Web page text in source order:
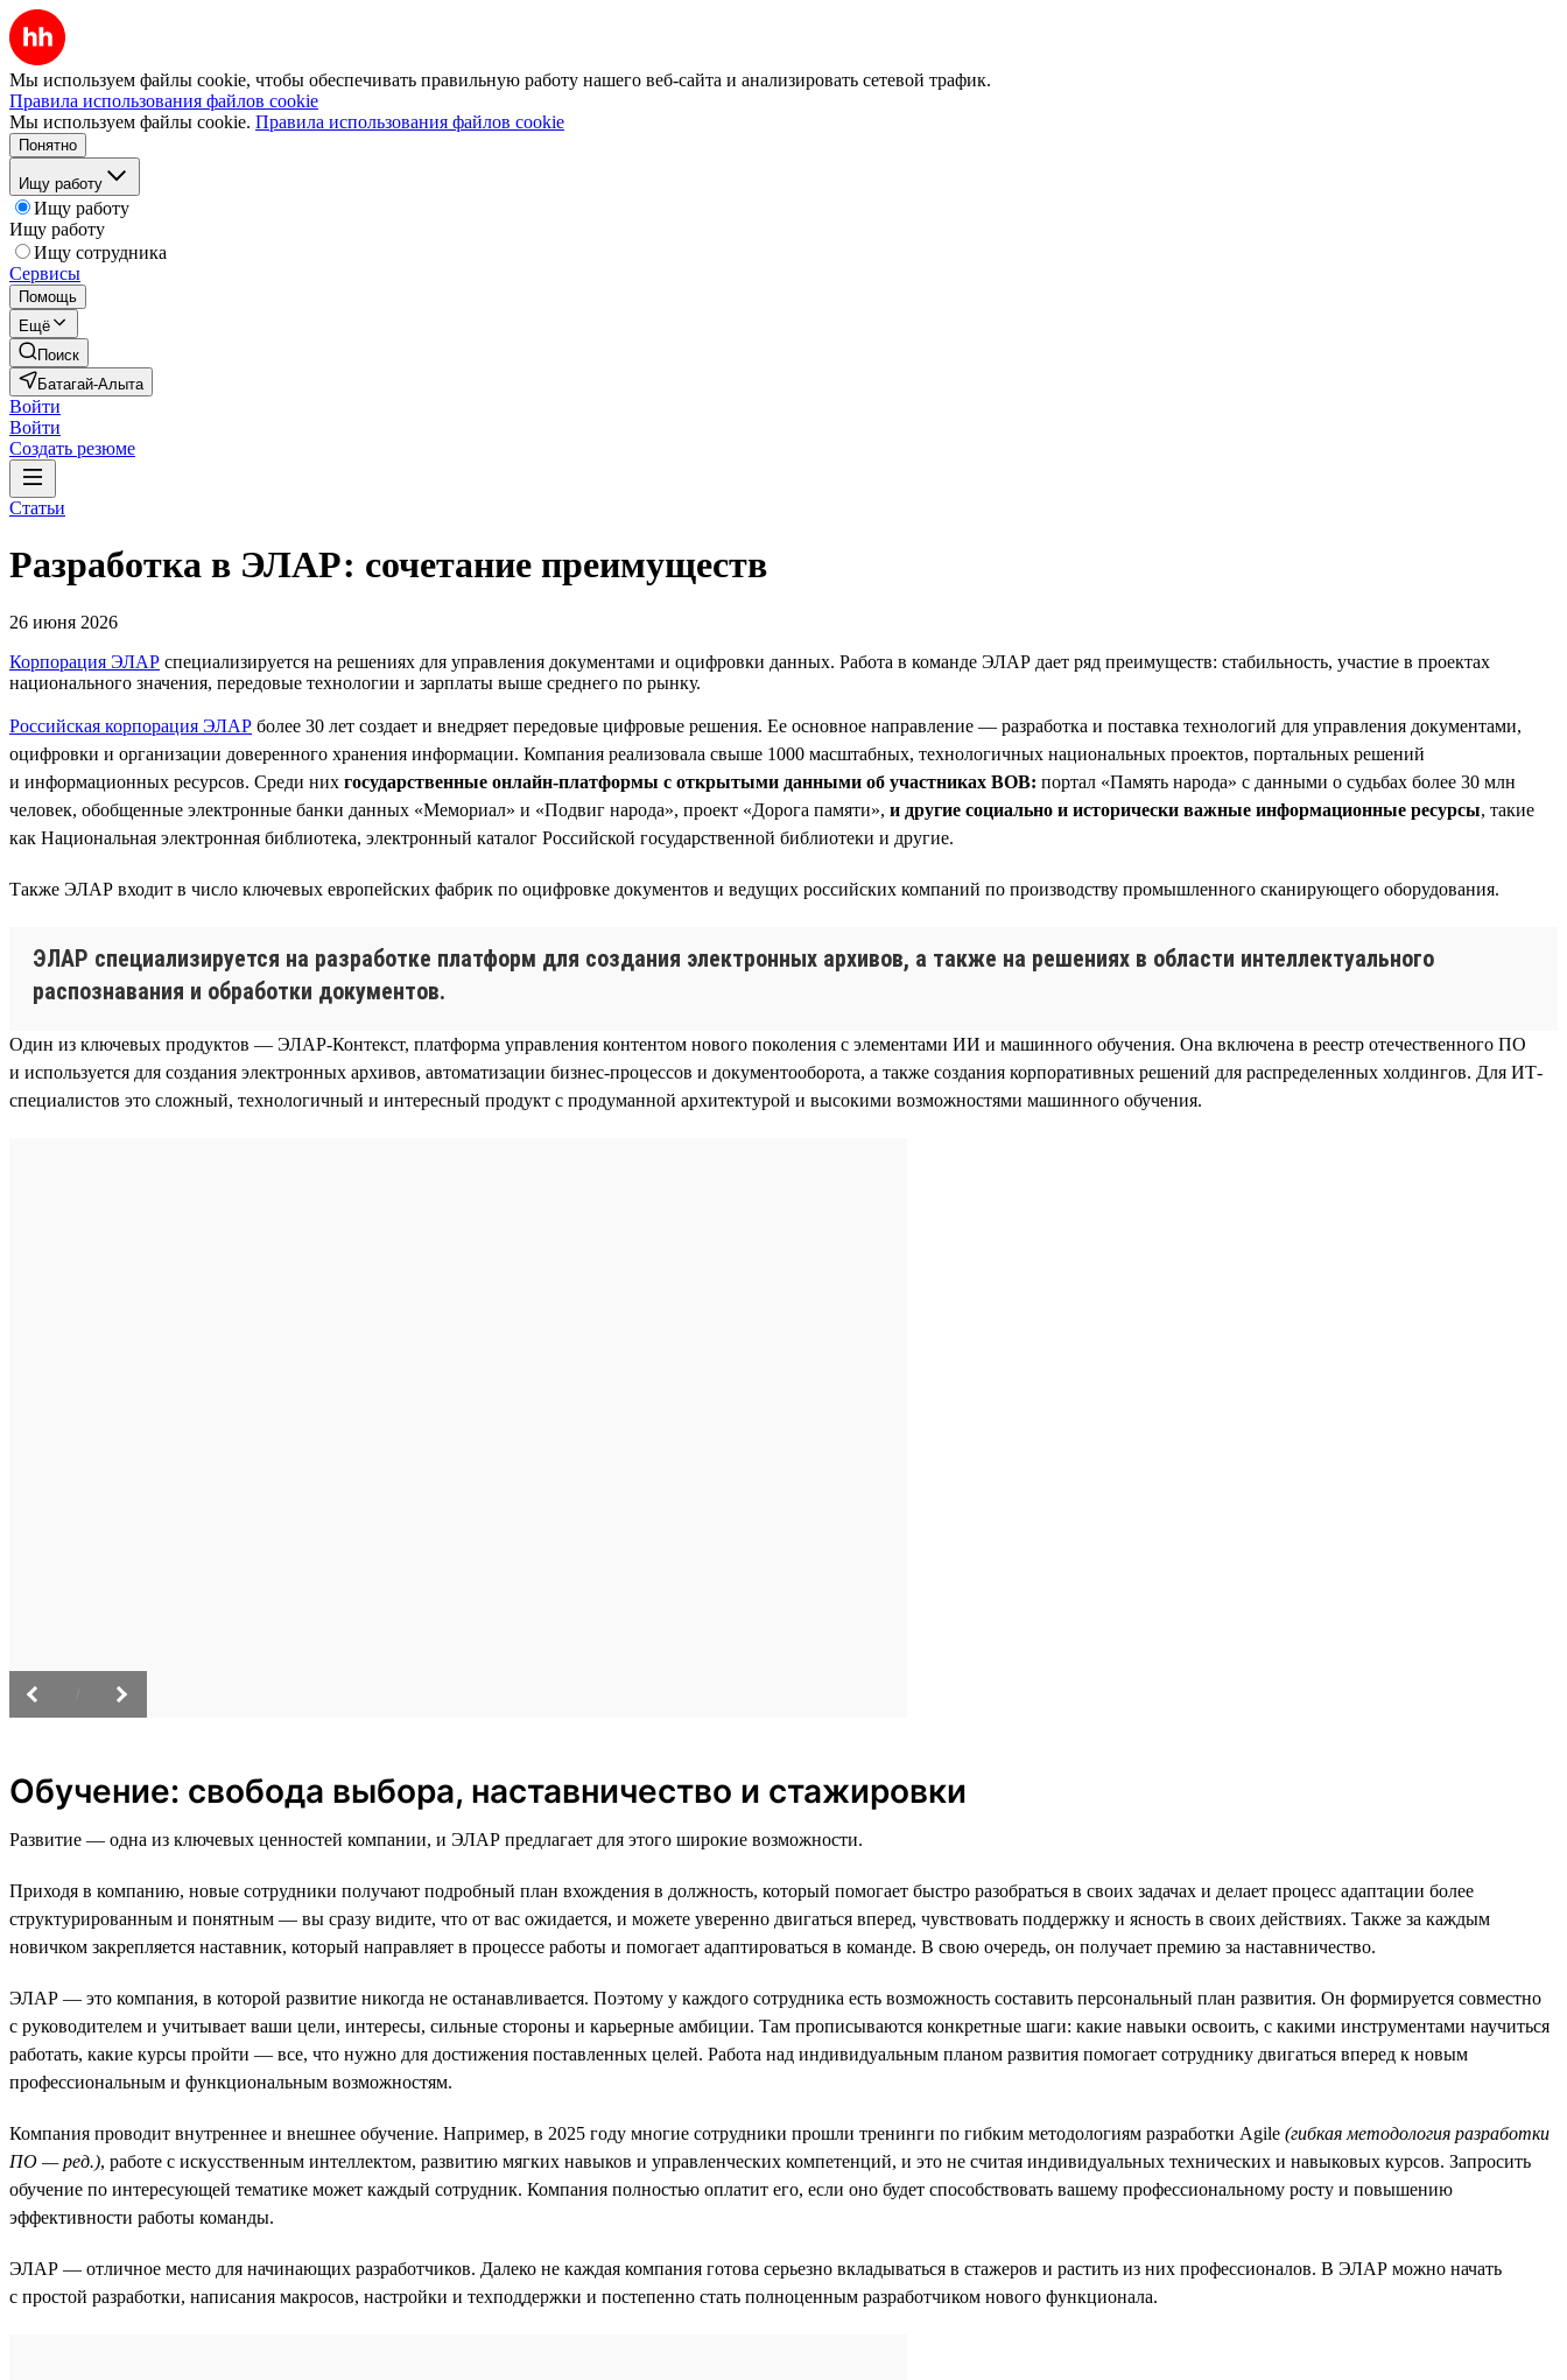
Мы используем файлы cookie, чтобы обеспечивать правильную работу нашего веб-сайта и анализировать сетевой трафик.
Правила использования файлов cookie
Мы используем файлы cookie. Правила использования файлов cookie
Понятно
Ищу работу
Ищу работу
Ищу работу
Ищу сотрудника
Сервисы
Помощь
Ещё
Поиск
Батагай-Алыта
Войти
Войти
Создать резюме
Статьи
Разработка в ЭЛАР: сочетание преимуществ
26 июня 2026
Корпорация ЭЛАР специализируется на решениях для управления документами и оцифровки данных. Работа в команде ЭЛАР дает ряд преимуществ: стабильность, участие в проектах
национального значения, передовые технологии и зарплаты выше среднего по рынку.
Российская корпорация ЭЛАР более 30 лет создает и внедряет передовые цифровые решения. Ее основное направление — разработка и поставка технологий для управления документами,
оцифровки и организации доверенного хранения информации. Компания реализовала свыше 1000 масштабных, технологичных национальных проектов, портальных решений
и информационных ресурсов. Среди них государственные онлайн-платформы с открытыми данными об участниках ВОВ: портал «Память народа» с данными о судьбах более 30 млн
человек, обобщенные электронные банки данных «Мемориал» и «Подвиг народа», проект «Дорога памяти», и другие социально и исторически важные информационные ресурсы, такие
как Национальная электронная библиотека, электронный каталог Российской государственной библиотеки и другие.
Также ЭЛАР входит в число ключевых европейских фабрик по оцифровке документов и ведущих российских компаний по производству промышленного сканирующего оборудования.
ЭЛАР специализируется на разработке платформ для создания электронных архивов, а также на решениях в области интеллектуального
распознавания и обработки документов.
Один из ключевых продуктов — ЭЛАР-Контекст, платформа управления контентом нового поколения с элементами ИИ и машинного обучения. Она включена в реестр отечественного ПО
и используется для создания электронных архивов, автоматизации бизнес-процессов и документооборота, а также создания корпоративных решений для распределенных холдингов. Для ИТ-
специалистов это сложный, технологичный и интересный продукт с продуманной архитектурой и высокими возможностями машинного обучения.
Обучение: свобода выбора, наставничество и стажировки
Развитие — одна из ключевых ценностей компании, и ЭЛАР предлагает для этого широкие возможности.
Приходя в компанию, новые сотрудники получают подробный план вхождения в должность, который помогает быстро разобраться в своих задачах и делает процесс адаптации более
структурированным и понятным — вы сразу видите, что от вас ожидается, и можете уверенно двигаться вперед, чувствовать поддержку и ясность в своих действиях. Также за каждым
новичком закрепляется наставник, который направляет в процессе работы и помогает адаптироваться в команде. В свою очередь, он получает премию за наставничество.
ЭЛАР — это компания, в которой развитие никогда не останавливается. Поэтому у каждого сотрудника есть возможность составить персональный план развития. Он формируется совместно
с руководителем и учитывает ваши цели, интересы, сильные стороны и карьерные амбиции. Там прописываются конкретные шаги: какие навыки освоить, с какими инструментами научиться
работать, какие курсы пройти — все, что нужно для достижения поставленных целей. Работа над индивидуальным планом развития помогает сотруднику двигаться вперед к новым
профессиональным и функциональным возможностям.
Компания проводит внутреннее и внешнее обучение. Например, в 2025 году многие сотрудники прошли тренинги по гибким методологиям разработки Agile (гибкая методология разработки
ПО — ред.), работе с искусственным интеллектом, развитию мягких навыков и управленческих компетенций, и это не считая индивидуальных технических и навыковых курсов. Запросить
обучение по интересующей тематике может каждый сотрудник. Компания полностью оплатит его, если оно будет способствовать вашему профессиональному росту и повышению
эффективности работы команды.
ЭЛАР — отличное место для начинающих разработчиков. Далеко не каждая компания готова серьезно вкладываться в стажеров и растить из них профессионалов. В ЭЛАР можно начать
с простой разработки, написания макросов, настройки и техподдержки и постепенно стать полноценным разработчиком нового функционала.